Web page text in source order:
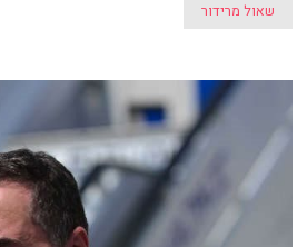
שאול מרידור